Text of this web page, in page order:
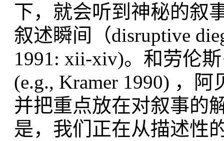
下，就会听到神秘的叙
叙述瞬间（disruptive
1991: xii-xiv)。和劳伦斯
(e.g., Kramer 1990) ，
并把重点放在对叙事的
是，我们正在从描述性